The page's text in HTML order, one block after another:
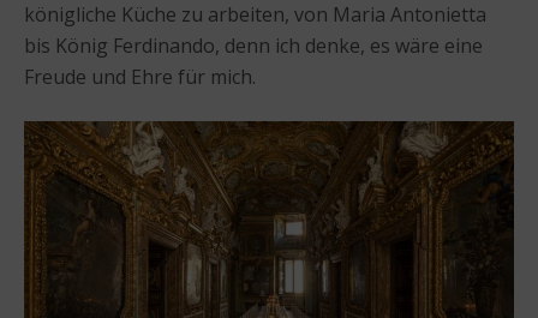
königliche Küche zu arbeiten, von Maria Antonietta
bis König Ferdinando, denn ich denke, es wäre eine
Freude und Ehre für mich.